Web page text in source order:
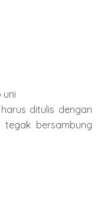
uni
ditulis dengan
bersambung